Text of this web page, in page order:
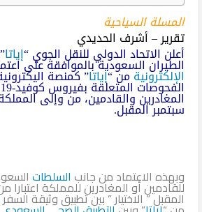
المسلة السياحية
تقرير – أشرف الحديدي
أعلن الاتحاد الدولي للنقل الجوي “إياتا
الطيران السعودية بالموافقة على
الإلكترونيةمن “إياتا” كمنصة
سبتمبر المقبل.
وبهذه الاعتماد من جانب السلطات
للقادمين أو المغادرين للمملكة اعتبارا
المقبل ” الاختيار ” بين تطبيق وثيقة السفر